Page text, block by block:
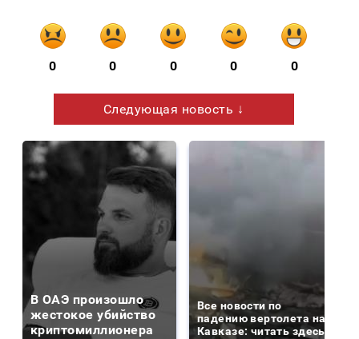
0 0 0 0 0
Следующая новость ↓
В ОАЭ произошло
жестокое убийство
криптомиллионера
Все новости по
падению вертолета на
Кавказе: читать здесь